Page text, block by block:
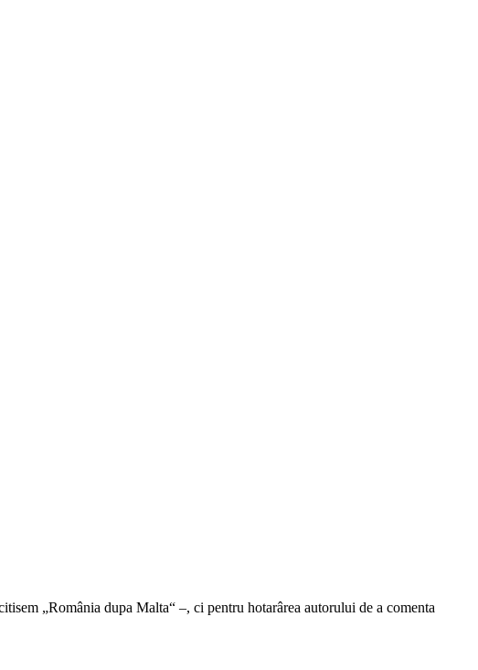
„România dupa Malta“ –, ci pentru hotarârea autorului de a comenta